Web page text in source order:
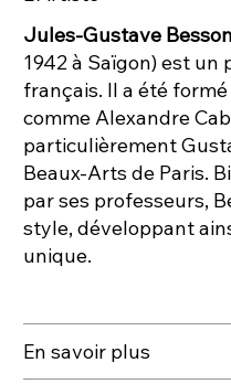
Jules-Gustave Besson
1942 à Saïgon) est
français. Il a été
comme Alexandre
particulièrement
Beaux-Arts de Paris.
par ses professeurs,
style, développant
unique.
En savoir plus